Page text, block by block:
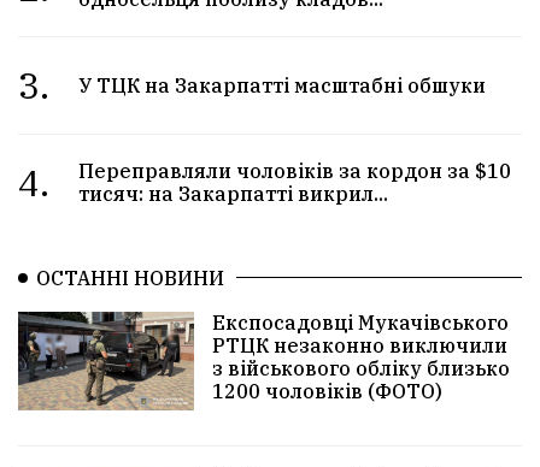
3. У ТЦК на Закарпатті масштабні обшуки
4.
Переправляли чоловіків за кордон за $10
тисяч: на Закарпатті викрил...
ОСТАННІ НОВИНИ
Експосадовці Мукачівського
РТЦК незаконно виключили
з військового обліку близько
1200 чоловіків (ФОТО)